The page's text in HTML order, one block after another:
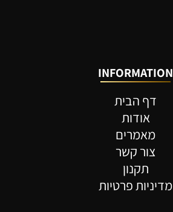
INFORMATION
דף הבית
אודות
מאמרים
צור קשר
תקנון
מדיניות פרטיות